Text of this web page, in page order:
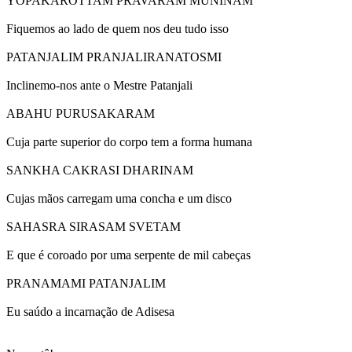
Fiquemos ao lado de quem nos deu tudo isso
PATANJALIM PRANJALIRANATOSMI
Inclinemo-nos ante o Mestre Patanjali
ABAHU PURUSAKARAM
Cuja parte superior do corpo tem a forma humana
SANKHA CAKRASI DHARINAM
Cujas mãos carregam uma concha e um disco
SAHASRA SIRASAM SVETAM
E que é coroado por uma serpente de mil cabeças
PRANAMAMI PATANJALIM
Eu saúdo a incarnação de Adisesa